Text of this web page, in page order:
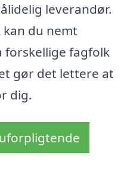
leverandør.
kan du nemt
forskellige fagfolk
gør det lettere at
dig.